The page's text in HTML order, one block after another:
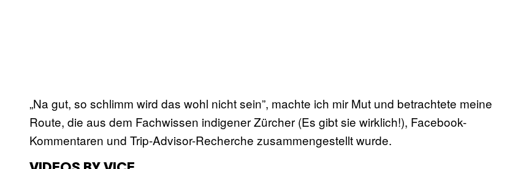
„Na gut, so schlimm wird das wohl nicht sein”, machte ich mir Mut und betrachtete meine
Route, die aus dem Fachwissen indigener Zürcher (Es gibt sie wirklich!), Facebook-
Kommentaren und Trip-Advisor-Recherche zusammengestellt wurde.